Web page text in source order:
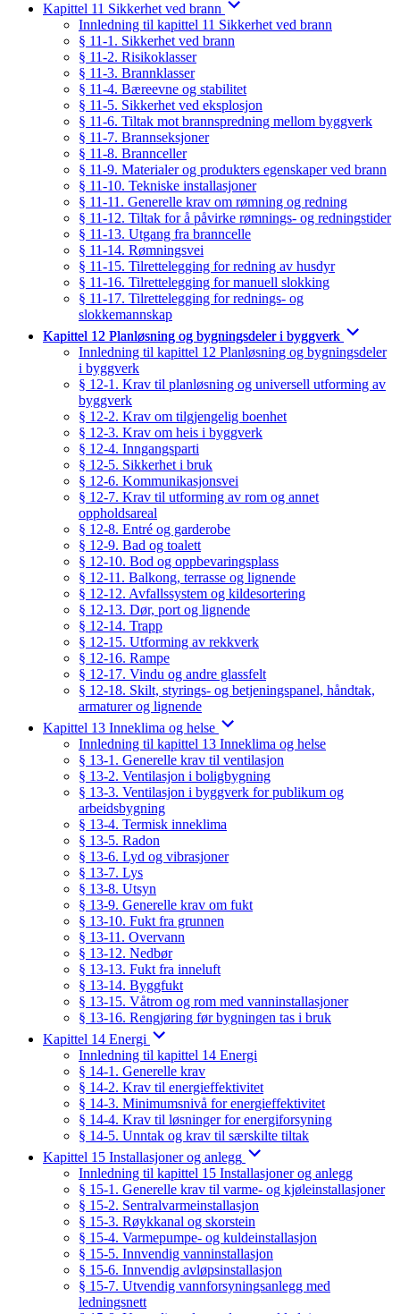
Kapittel 11 Sikkerhet ved brann
Innledning til kapittel 11 Sikkerhet ved brann
§ 11-1. Sikkerhet ved brann
§ 11-2. Risikoklasser
§ 11-3. Brannklasser
§ 11-4. Bæreevne og stabilitet
§ 11-5. Sikkerhet ved eksplosjon
§ 11-6. Tiltak mot brannspredning mellom byggverk
§ 11-7. Brannseksjoner
§ 11-8. Brannceller
§ 11-9. Materialer og produkters egenskaper ved brann
§ 11-10. Tekniske installasjoner
§ 11-11. Generelle krav om rømning og redning
§ 11-12. Tiltak for å påvirke rømnings- og redningstider
§ 11-13. Utgang fra branncelle
§ 11-14. Rømningsvei
§ 11-15. Tilrettelegging for redning av husdyr
§ 11-16. Tilrettelegging for manuell slokking
§ 11-17. Tilrettelegging for rednings- og
slokkemannskap
Kapittel 12 Planløsning og bygningsdeler i byggverk
Innledning til kapittel 12 Planløsning og bygningsdeler
i byggverk
§ 12-1. Krav til planløsning og universell utforming av
byggverk
§ 12-2. Krav om tilgjengelig boenhet
§ 12-3. Krav om heis i byggverk
§ 12-4. Inngangsparti
§ 12-5. Sikkerhet i bruk
§ 12-6. Kommunikasjonsvei
§ 12-7. Krav til utforming av rom og annet
oppholdsareal
§ 12-8. Entré og garderobe
§ 12-9. Bad og toalett
§ 12-10. Bod og oppbevaringsplass
§ 12-11. Balkong, terrasse og lignende
§ 12-12. Avfallssystem og kildesortering
§ 12-13. Dør, port og lignende
§ 12-14. Trapp
§ 12-15. Utforming av rekkverk
§ 12-16. Rampe
§ 12-17. Vindu og andre glassfelt
§ 12-18. Skilt, styrings- og betjeningspanel, håndtak,
armaturer og lignende
Kapittel 13 Inneklima og helse
Innledning til kapittel 13 Inneklima og helse
§ 13-1. Generelle krav til ventilasjon
§ 13-2. Ventilasjon i boligbygning
§ 13-3. Ventilasjon i byggverk for publikum og
arbeidsbygning
§ 13-4. Termisk inneklima
§ 13-5. Radon
§ 13-6. Lyd og vibrasjoner
§ 13-7. Lys
§ 13-8. Utsyn
§ 13-9. Generelle krav om fukt
§ 13-10. Fukt fra grunnen
§ 13-11. Overvann
§ 13-12. Nedbør
§ 13-13. Fukt fra inneluft
§ 13-14. Byggfukt
§ 13-15. Våtrom og rom med vanninstallasjoner
§ 13-16. Rengjøring før bygningen tas i bruk
Kapittel 14 Energi
Innledning til kapittel 14 Energi
§ 14-1. Generelle krav
§ 14-2. Krav til energieffektivitet
§ 14-3. Minimumsnivå for energieffektivitet
§ 14-4. Krav til løsninger for energiforsyning
§ 14-5. Unntak og krav til særskilte tiltak
Kapittel 15 Installasjoner og anlegg
Innledning til kapittel 15 Installasjoner og anlegg
§ 15-1. Generelle krav til varme- og kjøleinstallasjoner
§ 15-2. Sentralvarmeinstallasjon
§ 15-3. Røykkanal og skorstein
§ 15-4. Varmepumpe- og kuldeinstallasjon
§ 15-5. Innvendig vanninstallasjon
§ 15-6. Innvendig avløpsinstallasjon
§ 15-7. Utvendig vannforsyningsanlegg med
ledningsnett